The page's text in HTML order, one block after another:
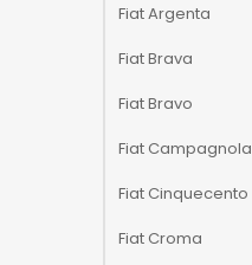
Fiat Argenta
Fiat Brava
Fiat Bravo
Fiat Campagnola
Fiat Cinquecento
Fiat Croma